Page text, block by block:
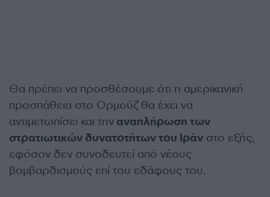
Θα πρέπει να προσθέσουμε ότι η αμερικανική
προσπάθεια στο Ορμούζ θα έχει να
αντιμετωπίσει και την αναπλήρωση των
στρατιωτικών δυνατοτήτων του Ιράν στο εξής,
εφόσον δεν συνοδευτεί από νέους
βομβαρδισμούς επί του εδάφους του.